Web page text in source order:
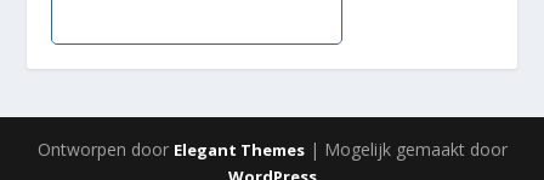
Ontworpen door Elegant Themes| Mogelijk gemaakt door